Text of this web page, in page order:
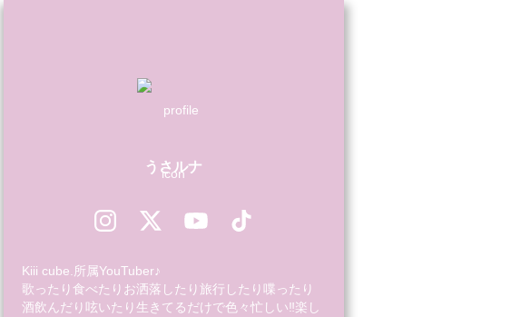
うさルナ
Kiii cube.所属YouTuber♪
歌ったり食べたりお洒落したり旅行したり喋ったり
酒飲んだり呟いたり生きてるだけで色々忙しい‼︎楽し